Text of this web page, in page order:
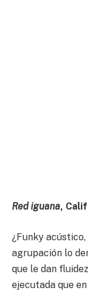
Red iguana,
¿Funky
agrupación lo
que le dan
ejecutada que